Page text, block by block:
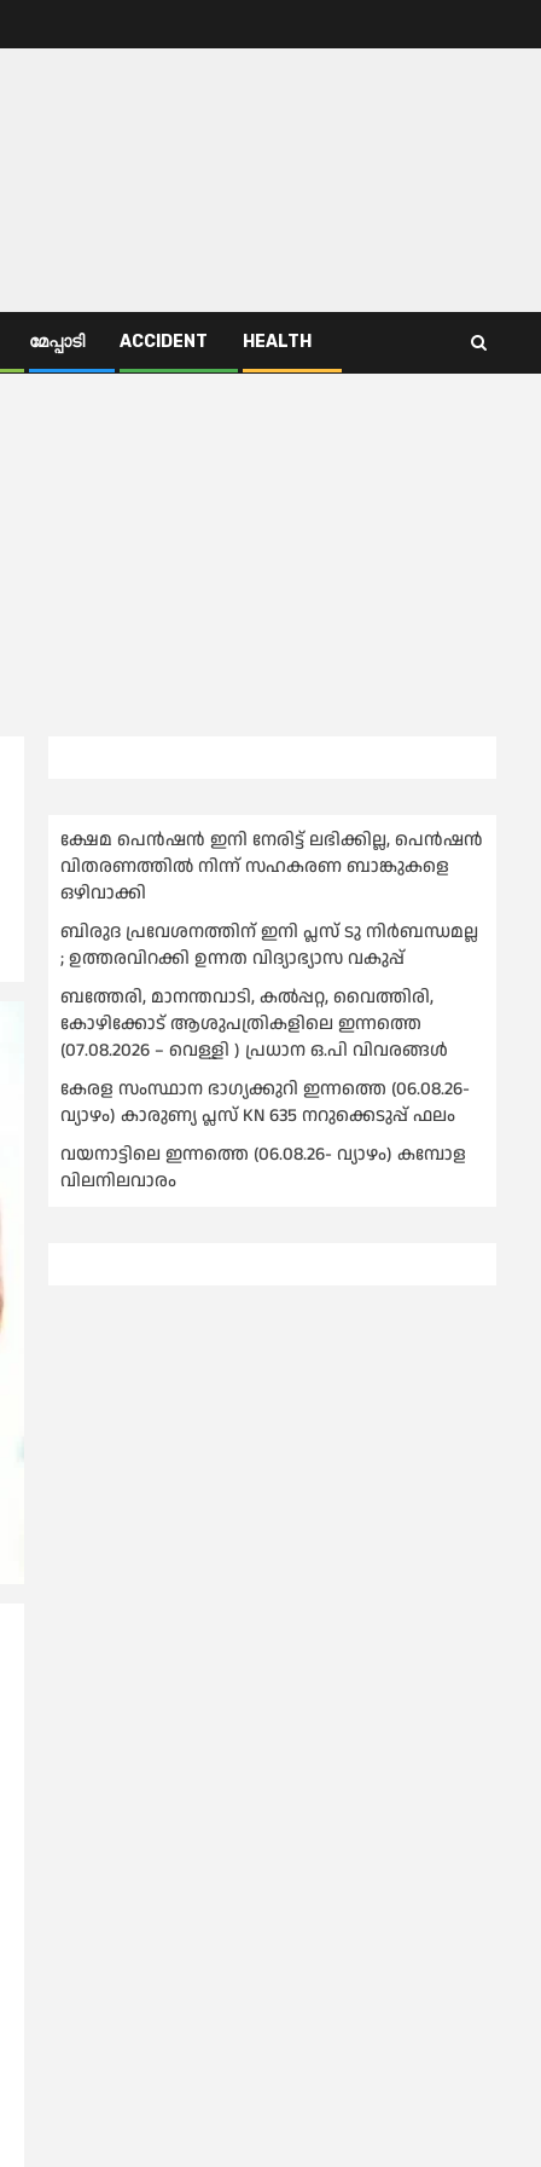
മേപ്പാടി ACCIDENT HEALTH
ക്ഷേമ പെൻഷൻ ഇനി നേരിട്ട് ലഭിക്കില്ല, പെൻഷൻ
വിതരണത്തില്‍ നിന്ന് സഹകരണ ബാങ്കുകളെ
ഒഴിവാക്കി
ബിരുദ പ്രവേശനത്തിന് ഇനി പ്ലസ് ടു നിര്‍ബന്ധമല്ല
; ഉത്തരവിറക്കി ഉന്നത വിദ്യാഭ്യാസ വകുപ്പ്
ബത്തേരി, മാനന്തവാടി, കൽപ്പറ്റ, വൈത്തിരി,
കോഴിക്കോട് ആശുപത്രികളിലെ ഇന്നത്തെ
(07.08.2026 – വെള്ളി ) പ്രധാന ഒ.പി വിവരങ്ങൾ
കേരള സംസ്ഥാന ഭാഗ്യക്കുറി ഇന്നത്തെ (06.08.26-
വ്യാഴം) കാരുണ്യ പ്ലസ് KN 635 നറുക്കെടുപ്പ് ഫലം
വയനാട്ടിലെ ഇന്നത്തെ (06.08.26- വ്യാഴം) കമ്പോള
വിലനിലവാരം